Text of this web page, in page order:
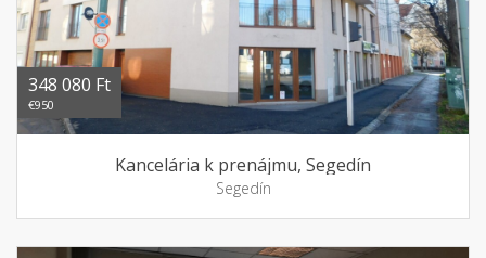
348 080 Ft
€950
Kancelária k prenájmu, Segedín
Segedín